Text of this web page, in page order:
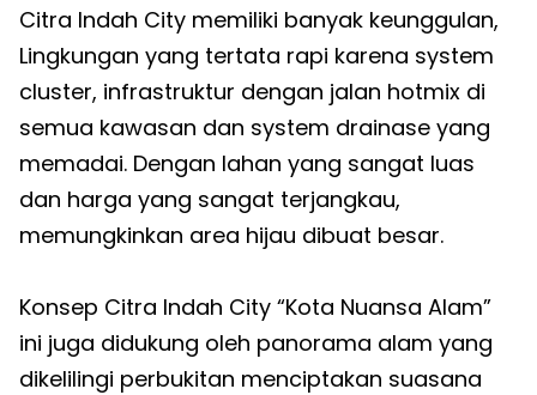
Citra Indah City memiliki banyak keunggulan,
Lingkungan yang tertata rapi karena system
cluster, infrastruktur dengan jalan hotmix di
semua kawasan dan system drainase yang
memadai. Dengan lahan yang sangat luas
dan harga yang sangat terjangkau,
memungkinkan area hijau dibuat besar.
Konsep Citra Indah City “Kota Nuansa Alam”
ini juga didukung oleh panorama alam yang
dikelilingi perbukitan menciptakan suasana